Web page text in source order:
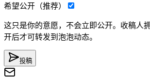
希望公开（推荐）
这只是你的意愿，不会立即公开。收稿人
开后才可转发到泡泡动态。
投稿